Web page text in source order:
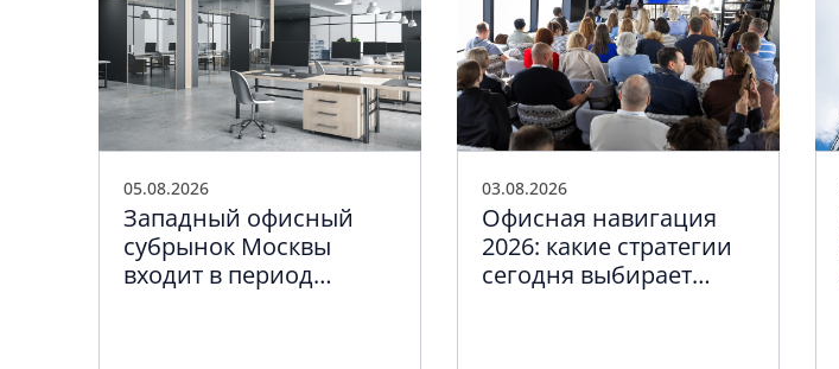
05.08.2026
Западный офисный
субрынок Москвы
входит в период
03.08.2026
Офисная навигация
2026: какие стратегии
сегодня выбирает